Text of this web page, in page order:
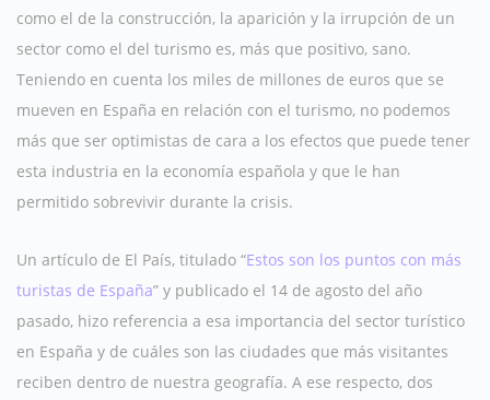
como el de la construcción, la aparición y la irrupción de un
sector como el del turismo es, más que positivo, sano.
Teniendo en cuenta los miles de millones de euros que se
mueven en España en relación con el turismo, no podemos
más que ser optimistas de cara a los efectos que puede tener
esta industria en la economía española y que le han
permitido sobrevivir durante la crisis.
Un artículo de El País, titulado “Estos son los puntos con más
turistas de España” y publicado el 14 de agosto del año
pasado, hizo referencia a esa importancia del sector turístico
en España y de cuáles son las ciudades que más visitantes
reciben dentro de nuestra geografía. A ese respecto, dos